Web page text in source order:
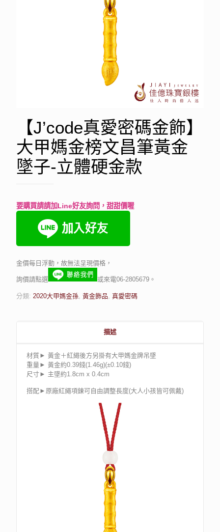
【J’code真愛密碼金飾】
大甲媽金榜文昌筆黃金
墜子-立體硬金款
要購買請請加Line好友詢問，甜甜價喔
金價每日浮動，故無法呈現價格，
詢價請點選 或來電06-2805679。
分類: 2020大甲媽金孫 黃金飾品 真愛密碼
描述
材質► 黃金＋紅繩後方另掛有大甲媽金牌吊墜
重量► 黃金約0.39錢(1.46g)(±0.10錢)
尺寸► 主墜約1.8cm x 0.4cm
搭配►原廠紅繩項鍊可自由調整長度(大人小孩皆可佩戴)